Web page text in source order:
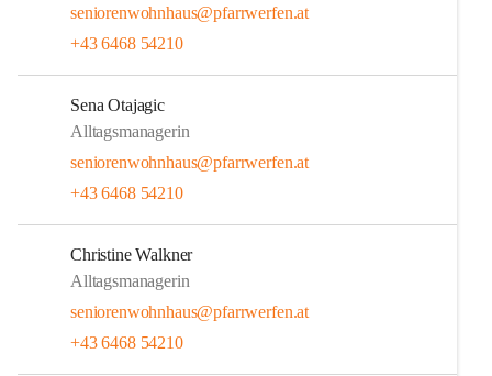
seniorenwohnhaus@pfarrwerfen.at
+43 6468 54210
Sena Otajagic
Alltagsmanagerin
seniorenwohnhaus@pfarrwerfen.at
+43 6468 54210
Christine Walkner
Alltagsmanagerin
seniorenwohnhaus@pfarrwerfen.at
+43 6468 54210